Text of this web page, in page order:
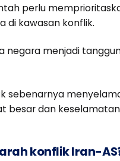
perlu
di kawasan konflik.
negara menjadi
sebenarnya
besar dan
konflik Iran-